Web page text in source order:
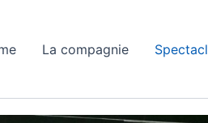
La compagnie